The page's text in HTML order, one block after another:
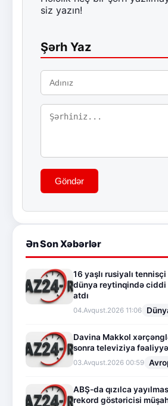
siz yazın!
Şərh Yaz
Göndər
Ən Son Xəbərlər
16 yaşlı rusiyalı
dünya reytinqində
atdı
04.Avqust.2026 11:06
Davina Makkol
sonra televiziya
03.Avqust.2026 00:59
ABŞ-da qızılca
rekord göstəricisi